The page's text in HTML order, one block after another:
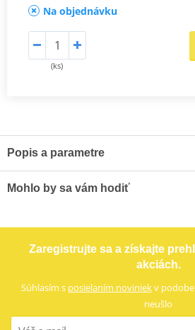
Na objednávku
(ks)
Popis a parametre
Country of origin
JP
Mohlo by sa vám hodiť
Zaregistrujte sa a získajte
akciách.
Súhlasím s posielaním noviniekv podobe
neušlo